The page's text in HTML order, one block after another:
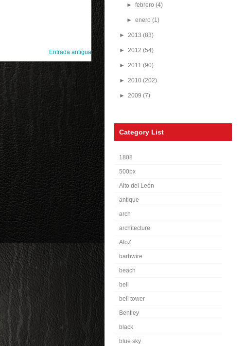
Entrada antigua
► febrero (4)
► enero (1)
►2013(83)
►2012(54)
►2011(90)
►2010(202)
►2009(7)
Category List
1808
500px
Alto del León
antique
arch
architecture
AtoZ
barbwire
beach
bell
bell tower
Bentley
black
blue sky